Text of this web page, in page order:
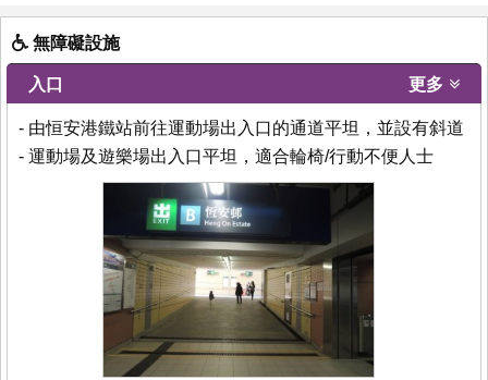
無障礙設施
入口 更多
- 由恒安港鐵站前往運動場出入口的通道平坦，並設有斜道
- 運動場及遊樂場出入口平坦，適合輪椅/行動不便人士